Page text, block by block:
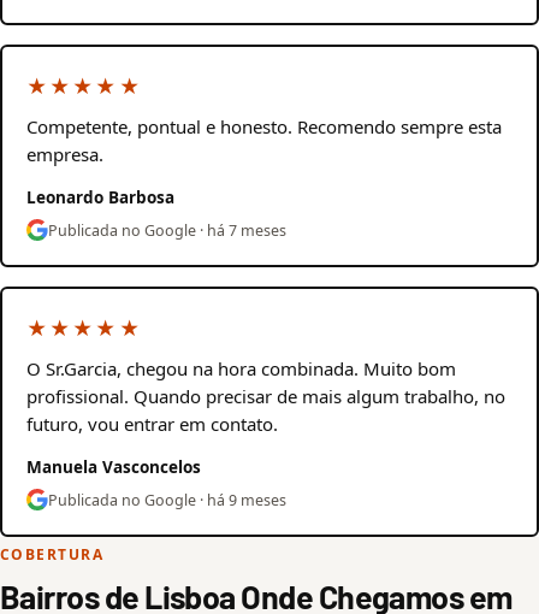
★★★★★
Competente, pontual e honesto. Recomendo sempre esta
empresa.
Leonardo Barbosa
Publicada no Google · há 7 meses
★★★★★
O Sr.Garcia, chegou na hora combinada. Muito bom
profissional. Quando precisar de mais algum trabalho, no
futuro, vou entrar em contato.
Manuela Vasconcelos
Publicada no Google · há 9 meses
COBERTURA
Bairros de Lisboa Onde Chegamos em